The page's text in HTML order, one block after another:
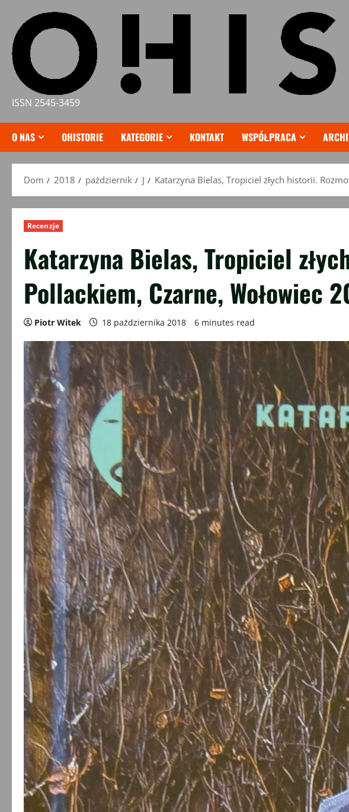
treści
ISSN 2545-3459
O NAS OHISTORIE KATEGORIE KONTAKT WSPÓŁPRACA
Dom 2018 październik J Katarzyna Bielas, Tropiciel złych historii.
Recenzje
Katarzyna Bielas, Tropiciel
Pollackiem, Czarne, Wołowiec
Piotr Witek 18 października 2018 6 minutes read